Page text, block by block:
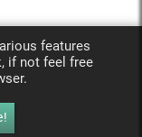
features
if not feel free